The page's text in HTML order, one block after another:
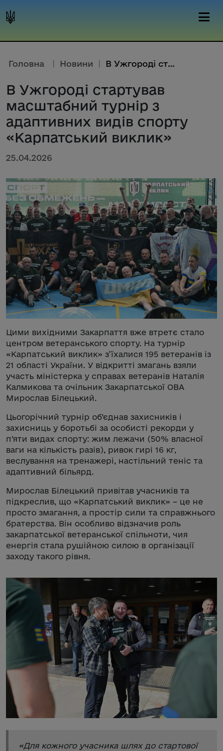
Головна | Новини | В Ужгороді стартував масштабни...
В Ужгороді стартував
масштабний турнір з
адаптивних видів спорту
«Карпатський виклик»
25.04.2026
Цими вихідними Закарпаття вже втретє стало
центром ветеранського спорту. На турнір
«Карпатський виклик» з’їхалися 195 ветеранів із
21 області України. У відкритті змагань взяли
участь міністерка у справах ветеранів Наталія
Калмикова та очільник Закарпатської ОВА
Мирослав Білецький.
Цьогорічний турнір об’єднав захисників і
захисниць у боротьбі за особисті рекорди у
п’яти видах спорту: жим лежачи (50% власної
ваги на кількість разів), ривок гирі 16 кг,
веслування на тренажері, настільний теніс та
адаптивний більярд.
Мирослав Білецький привітав учасників та
підкреслив, що «Карпатський виклик» – це не
просто змагання, а простір сили та справжнього
братерства. Він особливо відзначив роль
закарпатської ветеранської спільноти, чия
енергія стала рушійною силою в організації
заходу такого рівня.
«Для кожного учасника шлях до стартової